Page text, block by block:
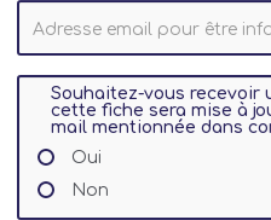
Souhaitez-vous recevoir
cette fiche sera mise à
mail mentionnée dans
Oui
Non